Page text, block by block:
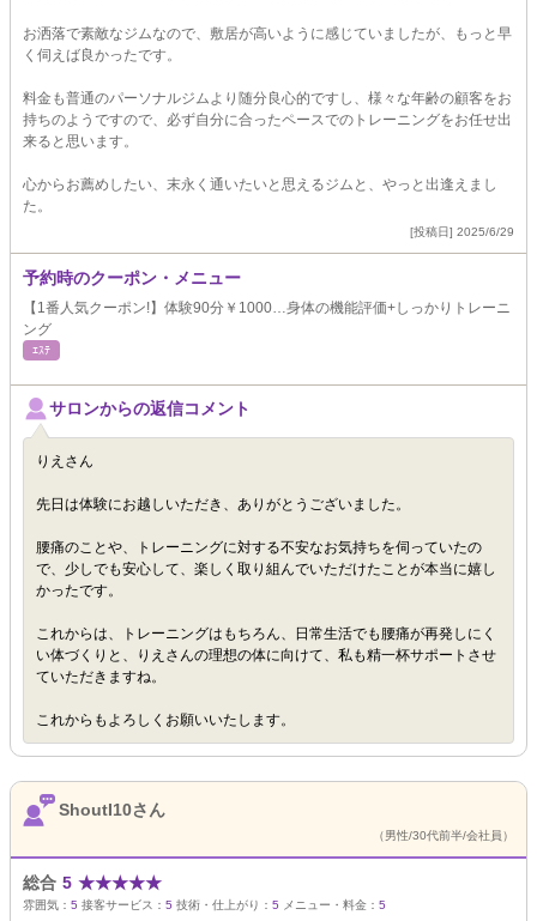
お洒落で素敵なジムなので、敷居が高いように感じていましたが、もっと早
く伺えば良かったです。
料金も普通のパーソナルジムより随分良心的ですし、様々な年齢の顧客をお
持ちのようですので、必ず自分に合ったペースでのトレーニングをお任せ出
来ると思います。
心からお薦めしたい、末永く通いたいと思えるジムと、やっと出逢えまし
た。
[投稿日] 2025/6/29
予約時のクーポン・メニュー
【1番人気クーポン!】体験90分￥1000…身体の機能評価+しっかりトレーニ
ング
ｴｽﾃ
サロンからの返信コメント
りえさん
先日は体験にお越しいただき、ありがとうございました。
腰痛のことや、トレーニングに対する不安なお気持ちを伺っていたの
で、少しでも安心して、楽しく取り組んでいただけたことが本当に嬉し
かったです。
これからは、トレーニングはもちろん、日常生活でも腰痛が再発しにく
い体づくりと、りえさんの理想の体に向けて、私も精一杯サポートさせ
ていただきますね。
これからもよろしくお願いいたします。
ShoutI10さん
（男性/30代前半/会社員）
総合 5 ★★★★★
雰囲気： 5 接客サービス： 5 技術・仕上がり： 5 メニュー・料金： 5